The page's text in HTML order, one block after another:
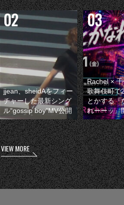
jjean、sheidAをフィー
チャーした最新シング
ル“gossip boy”MV公開
Rachel ×
歌舞伎町で
とかする『
れーーッ』
VIEW MORE